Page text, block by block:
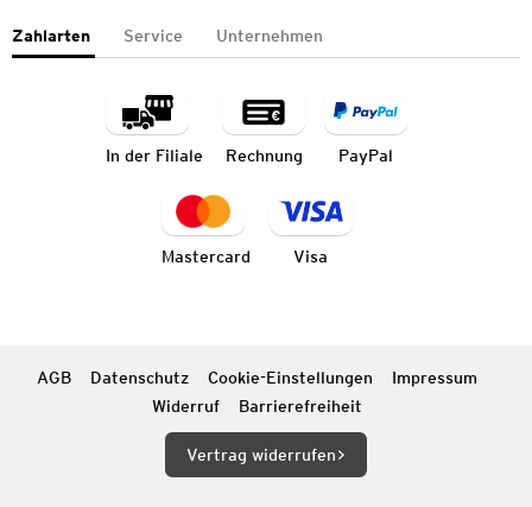
Zahlarten Service Unternehmen
In der Filiale Rechnung PayPal
Mastercard Visa
AGB Datenschutz Cookie-Einstellungen
Impressum
Widerruf
Barrierefreiheit
Vertrag widerrufen